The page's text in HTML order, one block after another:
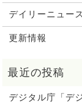
デイリーニュース
更新情報
デジタル庁「デ